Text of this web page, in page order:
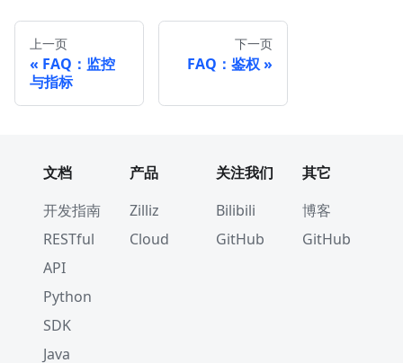
上一页
FAQ：监控
与指标
下一页
FAQ：鉴权
文档
开发指南
RESTful
API
Python
SDK
Java
产品
Zilliz
Cloud
关注我们
Bilibili
GitHub
其它
博客
GitHub